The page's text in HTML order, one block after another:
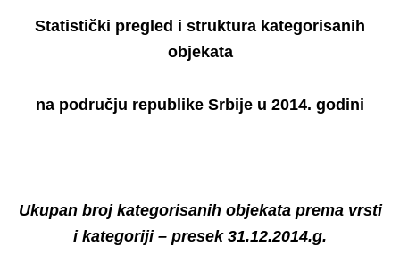
Statistički pregled i struktura kategorisanih
objekata
na području republike Srbije u 2014. godini
Ukupan broj kategorisanih objekata prema vrsti
i kategoriji – presek 31.12.2014.g.